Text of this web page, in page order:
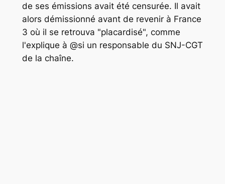
de ses émissions avait été censurée. Il avait
alors démissionné avant de revenir à France
3 où il se retrouva "placardisé", comme
l'explique à @si un responsable du SNJ-CGT
de la chaîne.